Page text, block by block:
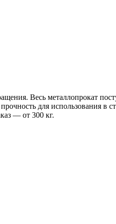
Весь металлопрокат
для использования в
— от 300 кг.